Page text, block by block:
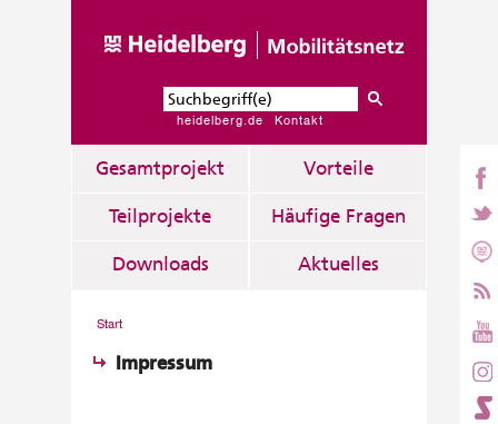
heidelberg.de Kontakt
Gesamtprojekt Vorteile
Teilprojekte Häufige Fragen
Downloads Aktuelles
Start
Impressum